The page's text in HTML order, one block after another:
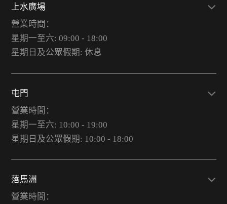
上水廣場
營業時間：
星期一至六: 09:00 - 18:00
星期日及公眾假期: 休息
屯門
營業時間：
星期一至六: 10:00 - 19:00
星期日及公眾假期: 10:00 - 18:00
落馬洲
營業時間：